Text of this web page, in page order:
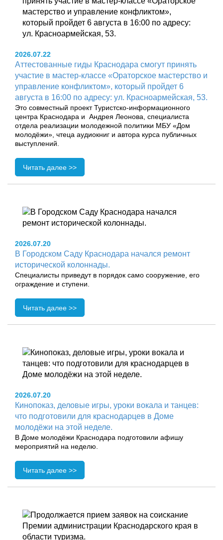
2026.07.22
Аттестованные гиды Краснодара смогут принять
участие в мастер-классе «Ораторское мастерство и
управление конфликтом», который пройдет 6
августа в 16:00 по адресу: ул. Красноармейская, 53.
Это совместный проект Туристско-информационного
центра Краснодара и Андрея Леонова, специалиста
отдела реализации молодежной политики МБУ «Дом
молодёжи», чтеца аудиокниг и автора курса публичных
выступлений.
Читать далее >>
2026.07.20
В Городском Саду Краснодара начался ремонт
исторической колоннады.
Специалисты приведут в порядок само сооружение, его
ограждение и ступени.
Читать далее >>
2026.07.20
Кинопоказ, деловые игры, уроки вокала и танцев:
что подготовили для краснодарцев в Доме
молодёжи на этой неделе.
В Доме молодёжи Краснодара подготовили афишу
мероприятий на неделю.
Читать далее >>